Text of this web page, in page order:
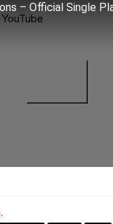
– Official Single
.